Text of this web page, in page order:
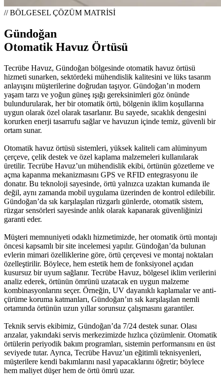
// BÖLGESEL ÇÖZÜM MATRİSİ
Gündoğan
Otomatik Havuz Örtüsü
Tecrübe Havuz, Gündoğan bölgesinde otomatik havuz örtüsü
hizmeti sunarken, sektördeki mühendislik kalitesini ve lüks tasarım
anlayışını müşterilerine doğrudan taşıyor. Gündoğan’ın modern
yaşam tarzı ve yoğun güneş ışığı gereksinimleri göz önünde
bulundurularak, her bir otomatik örtü, bölgenin iklim koşullarına
uygun olarak özel olarak tasarlanır. Bu sayede, sıcaklık dengesini
korurken enerji tasarrufu sağlar ve havuzun içinde temiz, güvenli bir
ortam sunar.
Otomatik havuz örtüsü sistemleri, yüksek kaliteli cam alüminyum
çerçeve, çelik destek ve özel kaplama malzemeleri kullanılarak
üretilir. Tecrübe Havuz’un mühendislik ekibi, örtünün gözetleme ve
açma kapanma mekanizmasını GPS ve RFID entegrasyonu ile
donatır. Bu teknoloji sayesinde, örtü yalnızca uzaktan kumanda ile
değil, aynı zamanda mobil uygulama üzerinden de kontrol edilebilir.
Gündoğan’da sık karşılaşılan rüzgarlı günlerde, otomatik sistem,
rüzgar sensörleri sayesinde anlık olarak kapanarak güvenliğinizi
garanti eder.
Müşteri memnuniyeti odaklı hizmetimizde, her otomatik örtü montajı
öncesi kapsamlı bir site incelemesi yapılır. Gündoğan’da bulunan
evlerin mimari özelliklerine göre, örtü çerçevesi ve montaj noktaları
özelleştirilir. Böylece, hem estetik hem de fonksiyonel açıdan
kusursuz bir uyum sağlanır. Tecrübe Havuz, bölgesel iklim verilerini
analiz ederek, örtünün ömrünü uzatacak en uygun malzeme
kombinasyonlarını seçer. Örneğin, UV dayanıklı kaplamalar ve anti-
çürüme koruma katmanları, Gündoğan’ın sık karşılaşılan nemli
ortamında örtünün uzun yıllar sorunsuz çalışmasını garantiler.
Teknik servis ekibimiz, Gündoğan’da 7/24 destek sunar. Olası
arızalar, yakındaki servis merkezimizde hızlıca çözümlenir. Otomatik
örtülerin periyodik bakım programları, sistemin performansını en üst
seviyede tutar. Ayrıca, Tecrübe Havuz’un eğitimli teknisyenleri,
müşterilere kendi bakımlarını nasıl yapacaklarını öğretir; böylece
hem maliyet düşer hem de örtü ömrü uzar.